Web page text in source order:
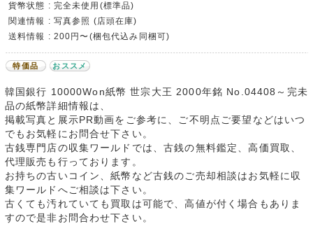
貨幣状態 : 完全未使用(標準品)
関連情報 : 写真参照 (店頭在庫)
送料情報 : 200円〜(梱包代込み同梱可)
特価品 おススメ
韓国銀行 10000Won紙幣 世宗大王 2000年銘 No.04408～完未
品の紙幣詳細情報は、
掲載写真と展示PR動画をご参考に、ご不明点ご要望などはいつ
でもお気軽にお問合せ下さい。
古銭専門店の収集ワールドでは、古銭の無料鑑定、高価買取、
代理販売も行っております。
お持ちの古いコイン、紙幣など古銭のご売却相談はお気軽に収
集ワールドへご相談は下さい。
古くても汚れていても買取は可能で、高値が付く場合もありま
すので是非お問合わせ下さい。